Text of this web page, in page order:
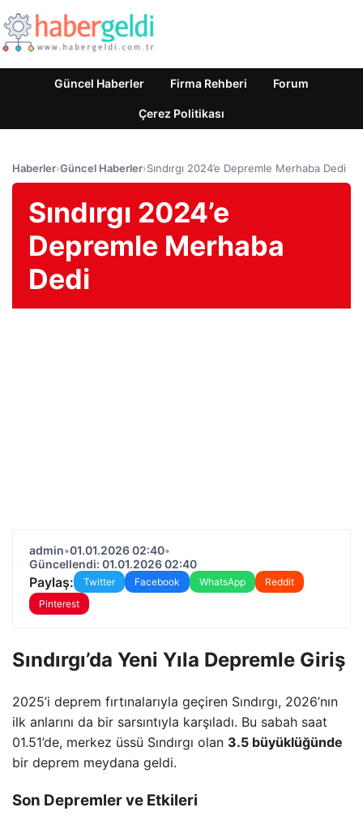
Güncel Haberler Firma Rehberi Forum
Çerez Politikası
Haberler›Güncel Haberler›Sındırgı 2024’e Depremle Merhaba Dedi
Sındırgı 2024’e
Depremle Merhaba
Dedi
admin•01.01.2026 02:40•
Güncellendi: 01.01.2026 02:40
Paylaş: Twitter Facebook WhatsApp
Reddit
Pinterest
Sındırgı’da Yeni Yıla Depremle Giriş
2025’i deprem fırtınalarıyla geçiren Sındırgı, 2026’nın
ilk anlarını da bir sarsıntıyla karşıladı. Bu sabah saat
01.51’de, merkez üssü Sındırgı olan 3.5 büyüklüğünde
bir deprem meydana geldi.
Son Depremler ve Etkileri